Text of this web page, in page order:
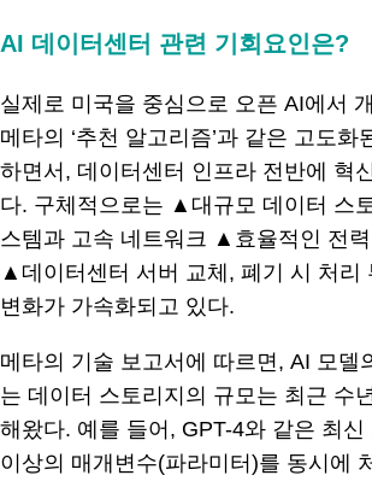
AI 데이터센터 관련 기회요인은?
실제로 미국을 중심으로 오픈 AI에서
메타의 ‘추천 알고리즘’과 같은 고도화
하면서, 데이터센터 인프라 전반에 혁
다. 구체적으로는 ▲대규모 데이터 스
스템과 고속 네트워크 ▲효율적인 전
▲데이터센터 서버 교체, 폐기 시 처리
변화가 가속화되고 있다.
메타의 기술 보고서에 따르면, AI 모델
는 데이터 스토리지의 규모는 최근 수
해왔다. 예를 들어, GPT-4와 같은 최신
이상의 매개변수(파라미터)를 동시에